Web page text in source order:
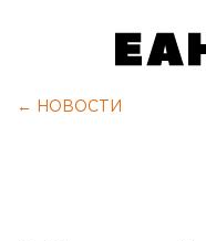
← НОВОСТИ